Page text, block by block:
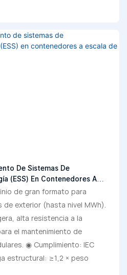
De Sistemas De
(ESS) En Contenedores A
de gran formato para
exterior (hasta nivel MWh).
alta resistencia a la
el mantenimiento de
◉ Cumplimiento: IEC
estructural: ≥1,2 × peso